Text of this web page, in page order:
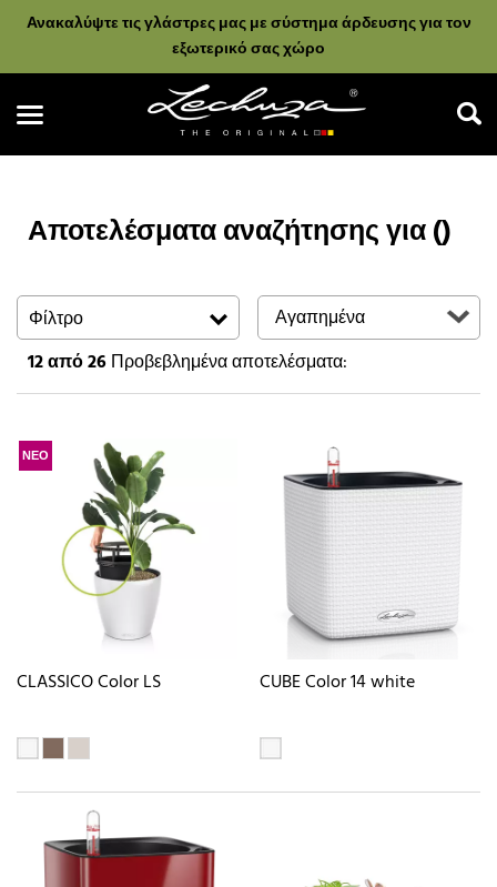
Ανακαλύψτε τις γλάστρες μας με σύστημα άρδευσης για τον
εξωτερικό σας χώρο
Αποτελέσματα αναζήτησης για ()
Φίλτρο
12από 26Προβεβλημένα αποτελέσματα:
ΝΕΟ
CLASSICO Color LS CUBE Color 14 white